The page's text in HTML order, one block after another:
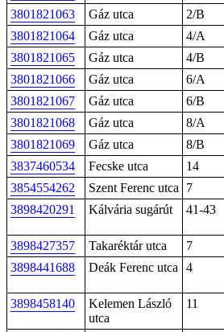
3801821063
Gáz utca 2/B
3801821064
Gáz utca 4/A
3801821065
Gáz utca 4/B
3801821066
Gáz utca 6/A
3801821067
Gáz utca 6/B
3801821068
Gáz utca 8/A
3801821069
Gáz utca 8/B
3837460534
Fecske utca 14
3854554262
Szent Ferenc utca 7
3898420291
Kálvária sugárút 41-43
3898427357 Takaréktár utca 7
3898441688
Deák Ferenc utca 4
3898458140
Kelemen László
utca
11